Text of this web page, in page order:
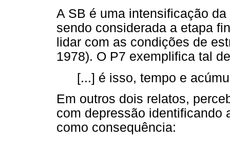
A SB é uma intensificação
sendo considerada a etapa
lidar com as condições de
1978). O P7 exemplifica tal
[...] é isso, tempo e
Em outros dois relatos,
com depressão identificando
como consequência: